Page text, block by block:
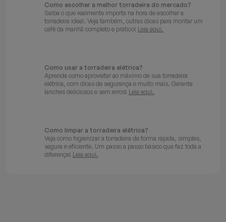
Como escolher a melhor torradeira do mercado?
Saiba o que realmente importa na hora de escolher a
torradeira ideal. Veja também, outras dicas para montar um
café da manhã completo e prático! Leia aqui.
Como usar a torradeira elétrica?
Aprenda como aproveitar ao máximo de sua torradeira
elétrica, com dicas de segurança e muito mais. Garanta
lanches deliciosos e sem erros! Leia aqui.
Como limpar a torradeira elétrica?
Veja como higienizar a torradeira de forma rápida, simples,
segura e eficiente. Um passo a passo básico que faz toda a
diferença! Leia aqui.